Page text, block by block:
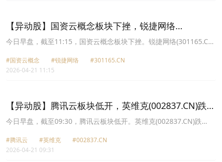
【异动股】国资云概念板块下挫，锐捷网络
(301165.CN)跌9.87%
今日早盘，截至11:15，国资云概念板块下挫。锐捷网络(301165.CN)
潮信息(000977.CN)跌5.79%报68.89元，美利云(000815.CN)跌
5.74%报20.69元，杭钢股份(600126.CN)跌5.13%报9.25元，数据港
#国资云概念 #锐捷网络
#301165.CN
2026-04-21 11:15
【异动股】腾讯云板块低开，英维克(002837.CN)跌
10.0%
今日早盘，截至09:30，腾讯云板块低开。英维克(002837.CN)跌
景科技(301396.CN)跌5.66%报272.65元，二六三(002467.CN)跌
2.65%报7.36元，华勤技术(603296.CN)跌1.98%报100.96元，神州
#腾讯云 #英维克
#002837.CN
2026-04-21 09:31